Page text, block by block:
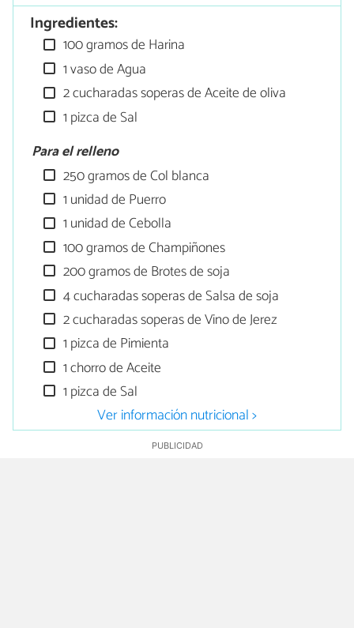
Ingredientes:
100 gramos de Harina
1 vaso de Agua
2 cucharadas soperas de Aceite de oliva
1 pizca de Sal
Para el relleno
250 gramos de Col blanca
1 unidad de Puerro
1 unidad de Cebolla
100 gramos de Champiñones
200 gramos de Brotes de soja
4 cucharadas soperas de Salsa de soja
2 cucharadas soperas de Vino de Jerez
1 pizca de Pimienta
1 chorro de Aceite
1 pizca de Sal
Ver información nutricional >